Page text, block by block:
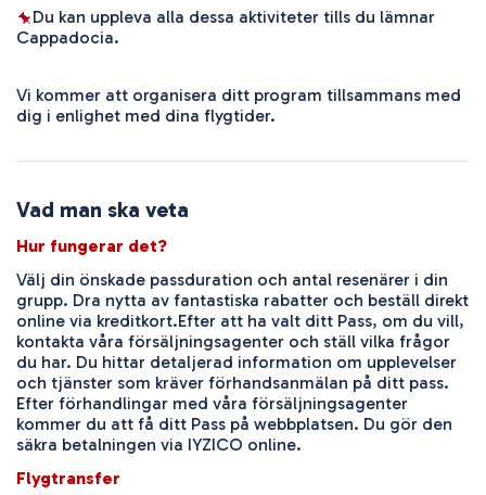
Du kan uppleva alla dessa aktiviteter tills du lämnar
Cappadocia.
Vi kommer att organisera ditt program tillsammans med
dig i enlighet med dina flygtider.
Vad man ska veta
Hur fungerar det?
Välj din önskade passduration och antal resenärer i din
grupp. Dra nytta av fantastiska rabatter och beställ direkt
online via kreditkort.Efter att ha valt ditt Pass, om du vill,
kontakta våra försäljningsagenter och ställ vilka frågor
du har. Du hittar detaljerad information om upplevelser
och tjänster som kräver förhandsanmälan på ditt pass.
Efter förhandlingar med våra försäljningsagenter
kommer du att få ditt Pass på webbplatsen. Du gör den
säkra betalningen via IYZICO online.
Flygtransfer